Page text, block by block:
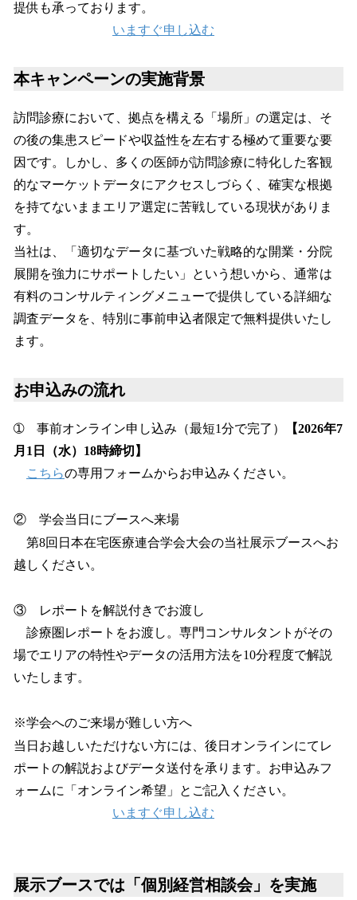
提供も承っております。
いますぐ申し込む
本キャンペーンの実施背景
訪問診療において、拠点を構える「場所」の選定は、そ
の後の集患スピードや収益性を左右する極めて重要な要
因です。しかし、多くの医師が訪問診療に特化した客観
的なマーケットデータにアクセスしづらく、確実な根拠
を持てないままエリア選定に苦戦している現状がありま
す。
当社は、「適切なデータに基づいた戦略的な開業・分院
展開を強力にサポートしたい」という想いから、通常は
有料のコンサルティングメニューで提供している詳細な
調査データを、特別に事前申込者限定で無料提供いたし
ます。
お申込みの流れ
➀ 事前オンライン申し込み（最短1分で完了）
【2026年7
月1日（水）18時締切】
こちらの専用フォームからお申込みください。
② 学会当日にブースへ来場
第8回日本在宅医療連合学会大会の当社展示ブースへお
越しください。
③ レポートを解説付きでお渡し
診療圏レポートをお渡し。専門コンサルタントがその
場でエリアの特性やデータの活用方法を10分程度で解説
いたします。
※学会へのご来場が難しい方へ
当日お越しいただけない方には、後日オンラインにてレ
ポートの解説およびデータ送付を承ります。お申込みフ
ォームに「オンライン希望」とご記入ください。
いますぐ申し込む
展示ブースでは「個別経営相談会」を実施